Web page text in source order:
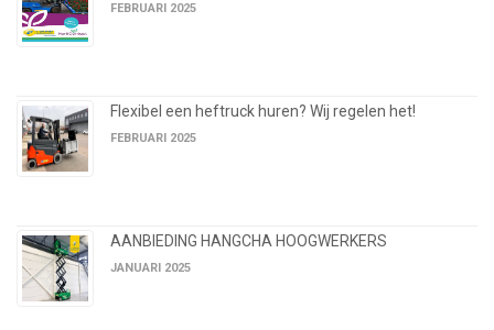
FEBRUARI 2025
Flexibel een heftruck huren? Wij regelen het!
FEBRUARI 2025
AANBIEDING HANGCHA HOOGWERKERS
JANUARI 2025